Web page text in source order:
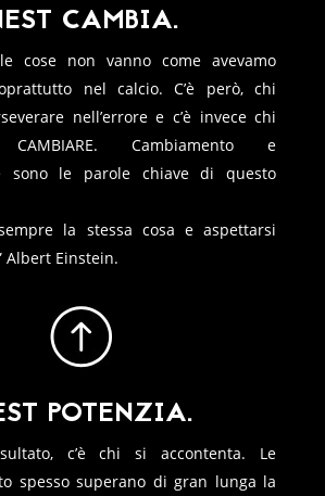
CAMBIA.
cose non vanno come avevamo
nel calcio. C’è però, chi
nell’errore e c’è invece chi
Cambiamento e
sono le parole chiave di questo
la stessa cosa e aspettarsi
Albert Einstein.
POTENZIA.
c’è chi si accontenta. Le
spesso superano di gran lunga la